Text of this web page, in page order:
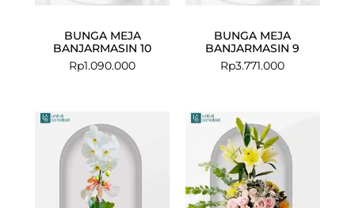
BUNGA MEJA
BANJARMASIN 10
Rp1.090.000
BUNGA MEJA
BANJARMASIN 9
Rp3.771.000